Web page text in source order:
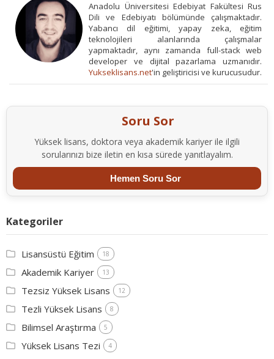
Anadolu Üniversitesi Edebiyat Fakültesi Rus
Dili ve Edebiyatı bölümünde çalışmaktadır.
Yabancı dil eğitimi, yapay zeka, eğitim
teknolojileri alanlarında çalışmalar
yapmaktadır, aynı zamanda full-stack web
developer ve dijital pazarlama uzmanıdır.
Yukseklisans.net'in geliştiricisi ve kurucusudur.
Soru Sor
Yüksek lisans, doktora veya akademik kariyer ile ilgili
sorularınızı bize iletin en kısa sürede yanıtlayalım.
Hemen Soru Sor
Kategoriler
Lisansüstü Eğitim 18
Akademik Kariyer 13
Tezsiz Yüksek Lisans 12
Tezli Yüksek Lisans 8
Bilimsel Araştırma 5
Yüksek Lisans Tezi 4